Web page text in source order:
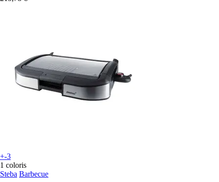
+-3
1 coloris
Steba Barbecue